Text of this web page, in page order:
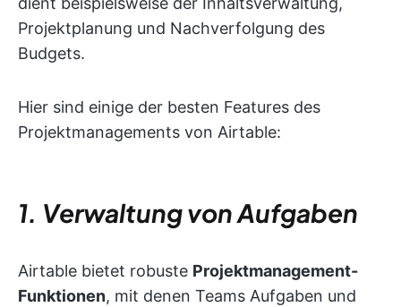
Projektplanung und Nachverfolgung des
Budgets.
Hier sind einige der besten Features des
Projektmanagements von Airtable:
1. Verwaltung von Aufgaben
Airtable bietet robuste Projektmanagement-
Funktionen, mit denen Teams Aufgaben und